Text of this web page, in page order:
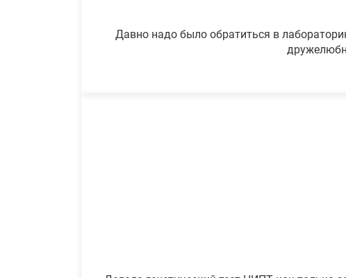
Давно надо было обратиться в